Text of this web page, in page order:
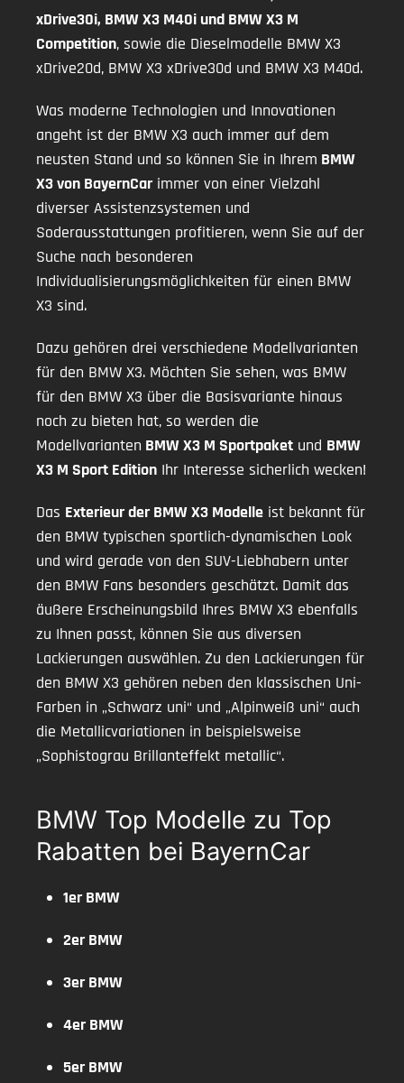
xDrive30i, BMW X3 M40i und BMW X3 M
Competition, sowie die Dieselmodelle BMW X3
xDrive20d, BMW X3 xDrive30d und BMW X3 M40d.
Was moderne Technologien und Innovationen
angeht ist der BMW X3 auch immer auf dem
neusten Stand und so können Sie in Ihrem BMW
X3 von BayernCar immer von einer Vielzahl
diverser Assistenzsystemen und
Soderausstattungen profitieren, wenn Sie auf der
Suche nach besonderen
Individualisierungsmöglichkeiten für einen BMW
X3 sind.
Dazu gehören drei verschiedene Modellvarianten
für den BMW X3. Möchten Sie sehen, was BMW
für den BMW X3 über die Basisvariante hinaus
noch zu bieten hat, so werden die
Modellvarianten BMW X3 M Sportpaket und BMW
X3 M Sport Edition Ihr Interesse sicherlich wecken!
Das Exterieur der BMW X3 Modelle ist bekannt für
den BMW typischen sportlich-dynamischen Look
und wird gerade von den SUV-Liebhabern unter
den BMW Fans besonders geschätzt. Damit das
äußere Erscheinungsbild Ihres BMW X3 ebenfalls
zu Ihnen passt, können Sie aus diversen
Lackierungen auswählen. Zu den Lackierungen für
den BMW X3 gehören neben den klassischen Uni-
Farben in „Schwarz uni“ und „Alpinweiß uni“ auch
die Metallicvariationen in beispielsweise
„Sophistograu Brillanteffekt metallic“.
BMW Top Modelle zu Top
Rabatten bei BayernCar
1er BMW
2er BMW
3er BMW
4er BMW
5er BMW